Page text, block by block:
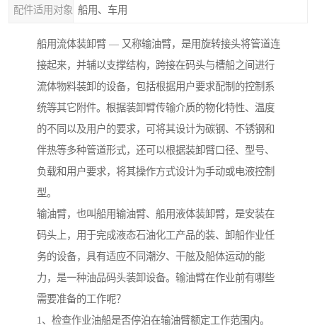
配件适用对象 船用、车用
船用流体装卸臂 — 又称输油臂，是用旋转接头将管道连
接起来，并辅以支撑结构，跨接在码头与槽船之间进行
流体物料装卸的设备，包括根据用户要求配制的控制系
统等其它附件。根据装卸臂传输介质的物化特性、温度
的不同以及用户的要求，可将其设计为碳钢、不锈钢和
伴热等多种管道形式，还可以根据装卸臂口径、型号、
负载和用户要求，将其操作方式设计为手动或电液控制
型。
输油臂，也叫船用输油臂、船用液体装卸臂，是安装在
码头上，用于完成液态石油化工产品的装、卸船作业任
务的设备，具有适应不同潮汐、干舷及船体运动的能
力，是一种油品码头装卸设备。输油臂在作业前有哪些
需要准备的工作呢？
1、检查作业油船是否停泊在输油臂额定工作范围内。